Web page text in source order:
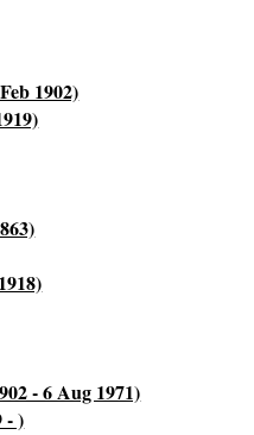
1902)
- 6 Aug 1971)
- )